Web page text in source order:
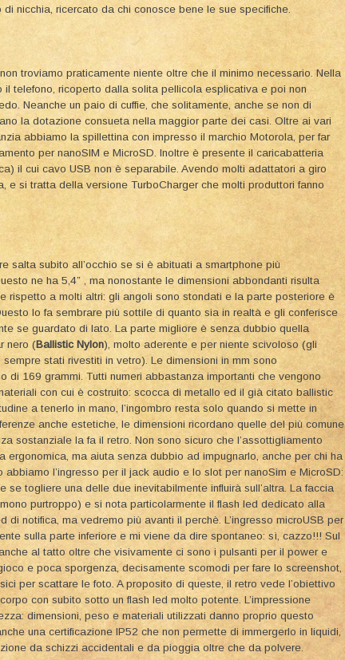
nicchia, ricercato da chi conosce bene le sue specifiche.
troviamo praticamente niente oltre che il minimo necessario. Nella
telefono, ricoperto dalla solita pellicola esplicativa e poi non
Neanche un paio di cuffie, che solitamente, anche se non di
la dotazione consueta nella maggior parte dei casi. Oltre ai vari
abbiamo la spillettina con impresso il marchio Motorola, per far
per nanoSIM e MicroSD. Inoltre è presente il caricabatteria
il cui cavo USB non è separabile. Avendo molti adattatori a giro
e si tratta della versione TurboCharger che molti produttori fanno
salta subito all’occhio se si è abituati a smartphone più
ne ha 5,4” , ma nonostante le dimensioni abbondanti risulta
rispetto a molti altri: gli angoli sono stondati e la parte posteriore è
lo fa sembrare più sottile di quanto sia in realtà e gli conferisce
se guardato di lato. La parte migliore è senza dubbio quella
nero (Ballistic Nylon), molto aderente e per niente scivoloso (gli
stati rivestiti in vetro). Le dimensioni in mm sono
di 169 grammi. Tutti numeri abbastanza importanti che vengono
con cui è costruito: scocca di metallo ed il già citato ballistic
a tenerlo in mano, l’ingombro resta solo quando si mette in
anche estetiche, le dimensioni ricordano quelle del più comune
sostanziale la fa il retro. Non sono sicuro che l’assottigliamento
ergonomica, ma aiuta senza dubbio ad impugnarlo, anche per chi ha
l’ingresso per il jack audio e lo slot per nanoSim e MicroSD:
se togliere una delle due inevitabilmente influirà sull’altra. La faccia
purtroppo) e si nota particolarmente il flash led dedicato alla
di notifica, ma vedremo più avanti il perchè. L’ingresso microUSB per
sulla parte inferiore e mi viene da dire spontaneo: sì, cazzo!!! Sul
al tatto oltre che visivamente ci sono i pulsanti per il power e
e poca sporgenza, decisamente scomodi per fare lo screenshot,
per scattare le foto. A proposito di queste, il retro vede l’obiettivo
con subito sotto un flash led molto potente. L’impressione
dimensioni, peso e materiali utilizzati danno proprio questo
una certificazione IP52 che non permette di immergerlo in liquidi,
da schizzi accidentali e da pioggia oltre che da polvere.